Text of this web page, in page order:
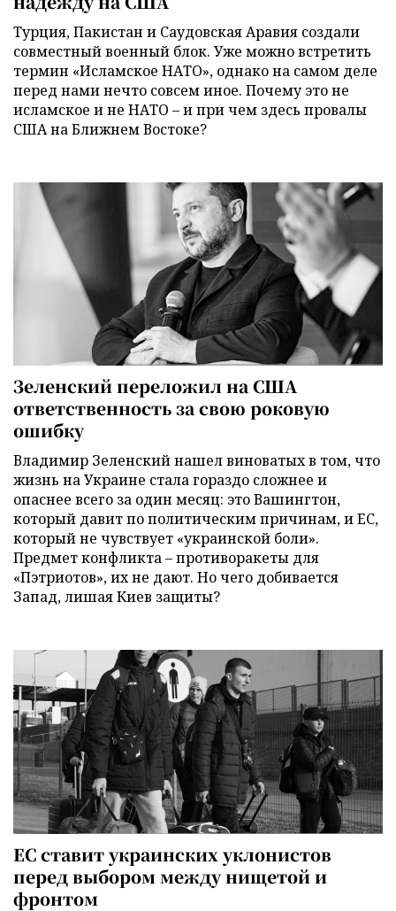
Турция, Пакистан и Саудовская Аравия создали
совместный военный блок. Уже можно встретить
термин «Исламское НАТО», однако на самом деле
перед нами нечто совсем иное. Почему это не
исламское и не НАТО – и при чем здесь провалы
США на Ближнем Востоке?
Зеленский переложил на США
ответственность за свою роковую
ошибку
Владимир Зеленский нашел виноватых в том, что
жизнь на Украине стала гораздо сложнее и
опаснее всего за один месяц: это Вашингтон,
который давит по политическим причинам, и ЕС,
который не чувствует «украинской боли».
Предмет конфликта – противоракеты для
«Пэтриотов», их не дают. Но чего добивается
Запад, лишая Киев защиты?
ЕС ставит украинских уклонистов
перед выбором между нищетой и
фронтом